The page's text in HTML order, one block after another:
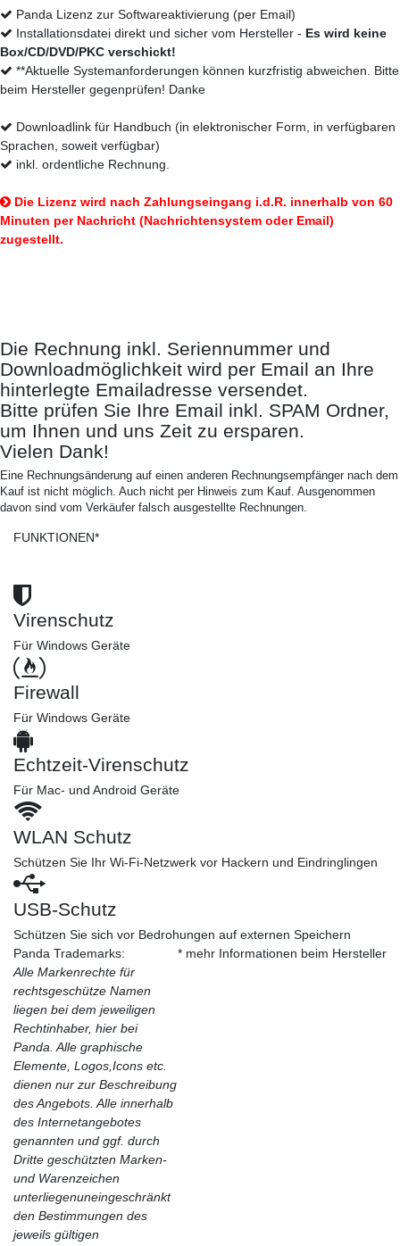
Panda Lizenz zur Softwareaktivierung (per Email)
Installationsdatei direkt und sicher vom Hersteller - Es wird keine
Box/CD/DVD/PKC verschickt!
**Aktuelle Systemanforderungen können kurzfristig abweichen. Bitte
beim Hersteller gegenprüfen! Danke
Downloadlink für Handbuch (in elektronischer Form, in verfügbaren
Sprachen, soweit verfügbar)
inkl. ordentliche Rechnung.
Die Lizenz wird nach Zahlungseingang i.d.R. innerhalb von 60
Minuten per Nachricht (Nachrichtensystem oder Email)
zugestellt.
Die Rechnung inkl. Seriennummer und
Downloadmöglichkeit wird per Email an Ihre
hinterlegte Emailadresse versendet.
Bitte prüfen Sie Ihre Email inkl. SPAM Ordner,
um Ihnen und uns Zeit zu ersparen.
Vielen Dank!
Eine Rechnungsänderung auf einen anderen Rechnungsempfänger nach dem
Kauf ist nicht möglich. Auch nicht per Hinweis zum Kauf. Ausgenommen
davon sind vom Verkäufer falsch ausgestellte Rechnungen.
FUNKTIONEN*
Virenschutz
Für Windows Geräte
Firewall
Für Windows Geräte
Echtzeit-Virenschutz
Für Mac- und Android Geräte
WLAN Schutz
Schützen Sie Ihr Wi-Fi-Netzwerk vor Hackern und Eindringlingen
USB-Schutz
Schützen Sie sich vor Bedrohungen auf externen Speichern
* mehr Informationen beim Hersteller
Panda Trademarks:
Alle Markenrechte für
rechtsgeschütze Namen
liegen bei dem jeweiligen
Rechtinhaber, hier bei
Panda. Alle graphische
Elemente, Logos,Icons etc.
dienen nur zur Beschreibung
des Angebots. Alle innerhalb
des Internetangebotes
genannten und ggf. durch
Dritte geschützten Marken-
und Warenzeichen
unterliegenuneingeschränkt
den Bestimmungen des
jeweils gültigen